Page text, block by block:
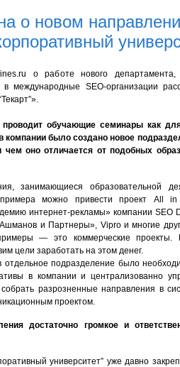
о новом
о работе нового
в международные SEO-организации
проводит обучающие семинары как
компании было создано новое
чем оно отличается от подобных
занимающиеся образовательной
можно привести проект All
интернет-рекламы» компании SEO
и Партнеры», Vipro и многие
— это коммерческие проекты.
цели заработать на этом денег.
отдельное подразделение было
в компании и централизованно
разрозненные направления в
проектом.
достаточно громкое и
университет” уже давно